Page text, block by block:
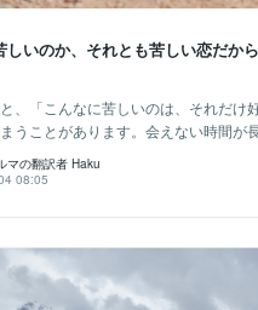
しいのか、それとも苦しい恋だか
、「こんなに苦しいのは、それだけ
うことがあります。会えない時間が
マの翻訳者 Haku
08:05